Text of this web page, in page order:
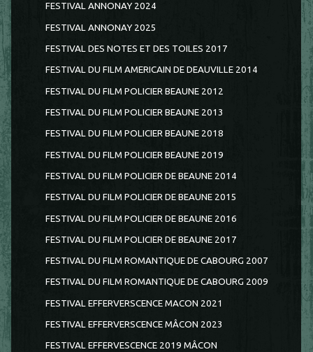
FESTIVAL ANNONAY 2024
FESTIVAL ANNONAY 2025
FESTIVAL DES NOTES ET DES TOILES 2017
FESTIVAL DU FILM AMERICAIN DE DEAUVILLE 2014
FESTIVAL DU FILM POLICIER BEAUNE 2012
FESTIVAL DU FILM POLICIER BEAUNE 2013
FESTIVAL DU FILM POLICIER BEAUNE 2018
FESTIVAL DU FILM POLICIER BEAUNE 2019
FESTIVAL DU FILM POLICIER DE BEAUNE 2014
FESTIVAL DU FILM POLICIER DE BEAUNE 2015
FESTIVAL DU FILM POLICIER DE BEAUNE 2016
FESTIVAL DU FILM POLICIER DE BEAUNE 2017
FESTIVAL DU FILM ROMANTIQUE DE CABOURG 2007
FESTIVAL DU FILM ROMANTIQUE DE CABOURG 2009
FESTIVAL EFFERVERSCENCE MACON 2021
FESTIVAL EFFERVERSCENCE MÂCON 2023
FESTIVAL EFFERVESCENCE 2019 MÂCON